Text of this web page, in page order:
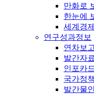
만화로
한눈에
세계경
연구성과정보
연차보
발간자
인포카드
국가정
발간물